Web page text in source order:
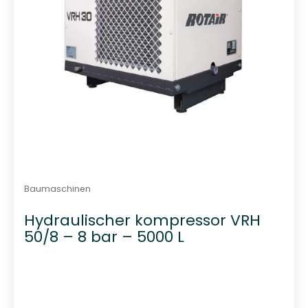
Baumaschinen
Hydraulischer kompressor VRH
50/8 – 8 bar – 5000 L